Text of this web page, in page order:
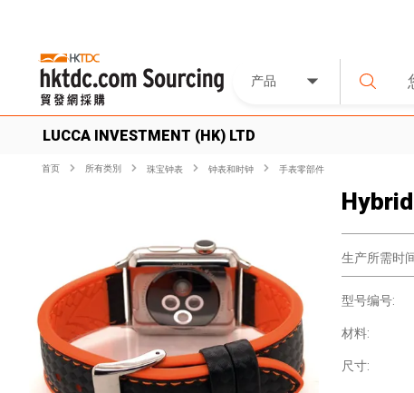
产品
LUCCA INVESTMENT (HK) LTD
首页 所有类別 珠宝钟表 钟表和时钟 手表零部件
生产所需时
型号编号:
材料:
尺寸: